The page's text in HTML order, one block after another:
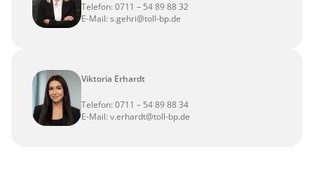
Telefon: 0711 – 54 89 88 32
E-Mail: s.gehri@toll-bp.de
Viktoria Erhardt
Telefon: 0711 – 54 89 88 34
E-Mail: v.erhardt@toll-bp.de